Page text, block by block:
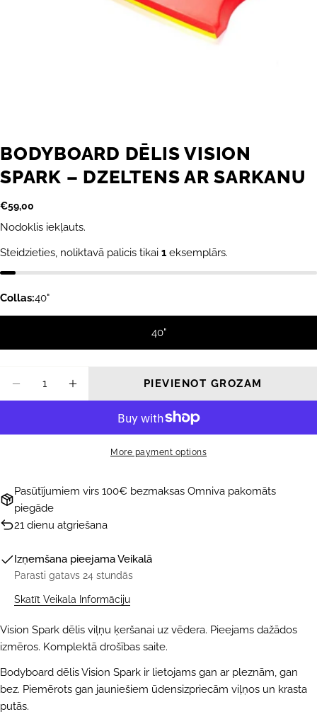
BODYBOARD DĒLIS VISION
SPARK – DZELTENS AR SARKANU
Parastā
cena
€59,00
Nodoklis iekļauts.
Steidzieties, noliktavā palicis tikai 1 eksemplārs.
Collas:40"
40"
PIEVIENOT GROZAM
More payment options
Pasūtījumiem virs 100€ bezmaksas Omniva pakomāts
piegāde
21 dienu atgriešana
Izņemšana pieejamaVeikalā
Parasti gatavs 24 stundās
Skatīt Veikala Informāciju
Vision Spark dēlis viļņu ķeršanai uz vēdera. Pieejams dažādos
izmēros. Komplektā drošības saite.
Bodyboard dēlis Vision Spark ir lietojams gan ar pleznām, gan
bez. Piemērots gan jauniešiem ūdensizpriecām viļņos un krasta
putās.